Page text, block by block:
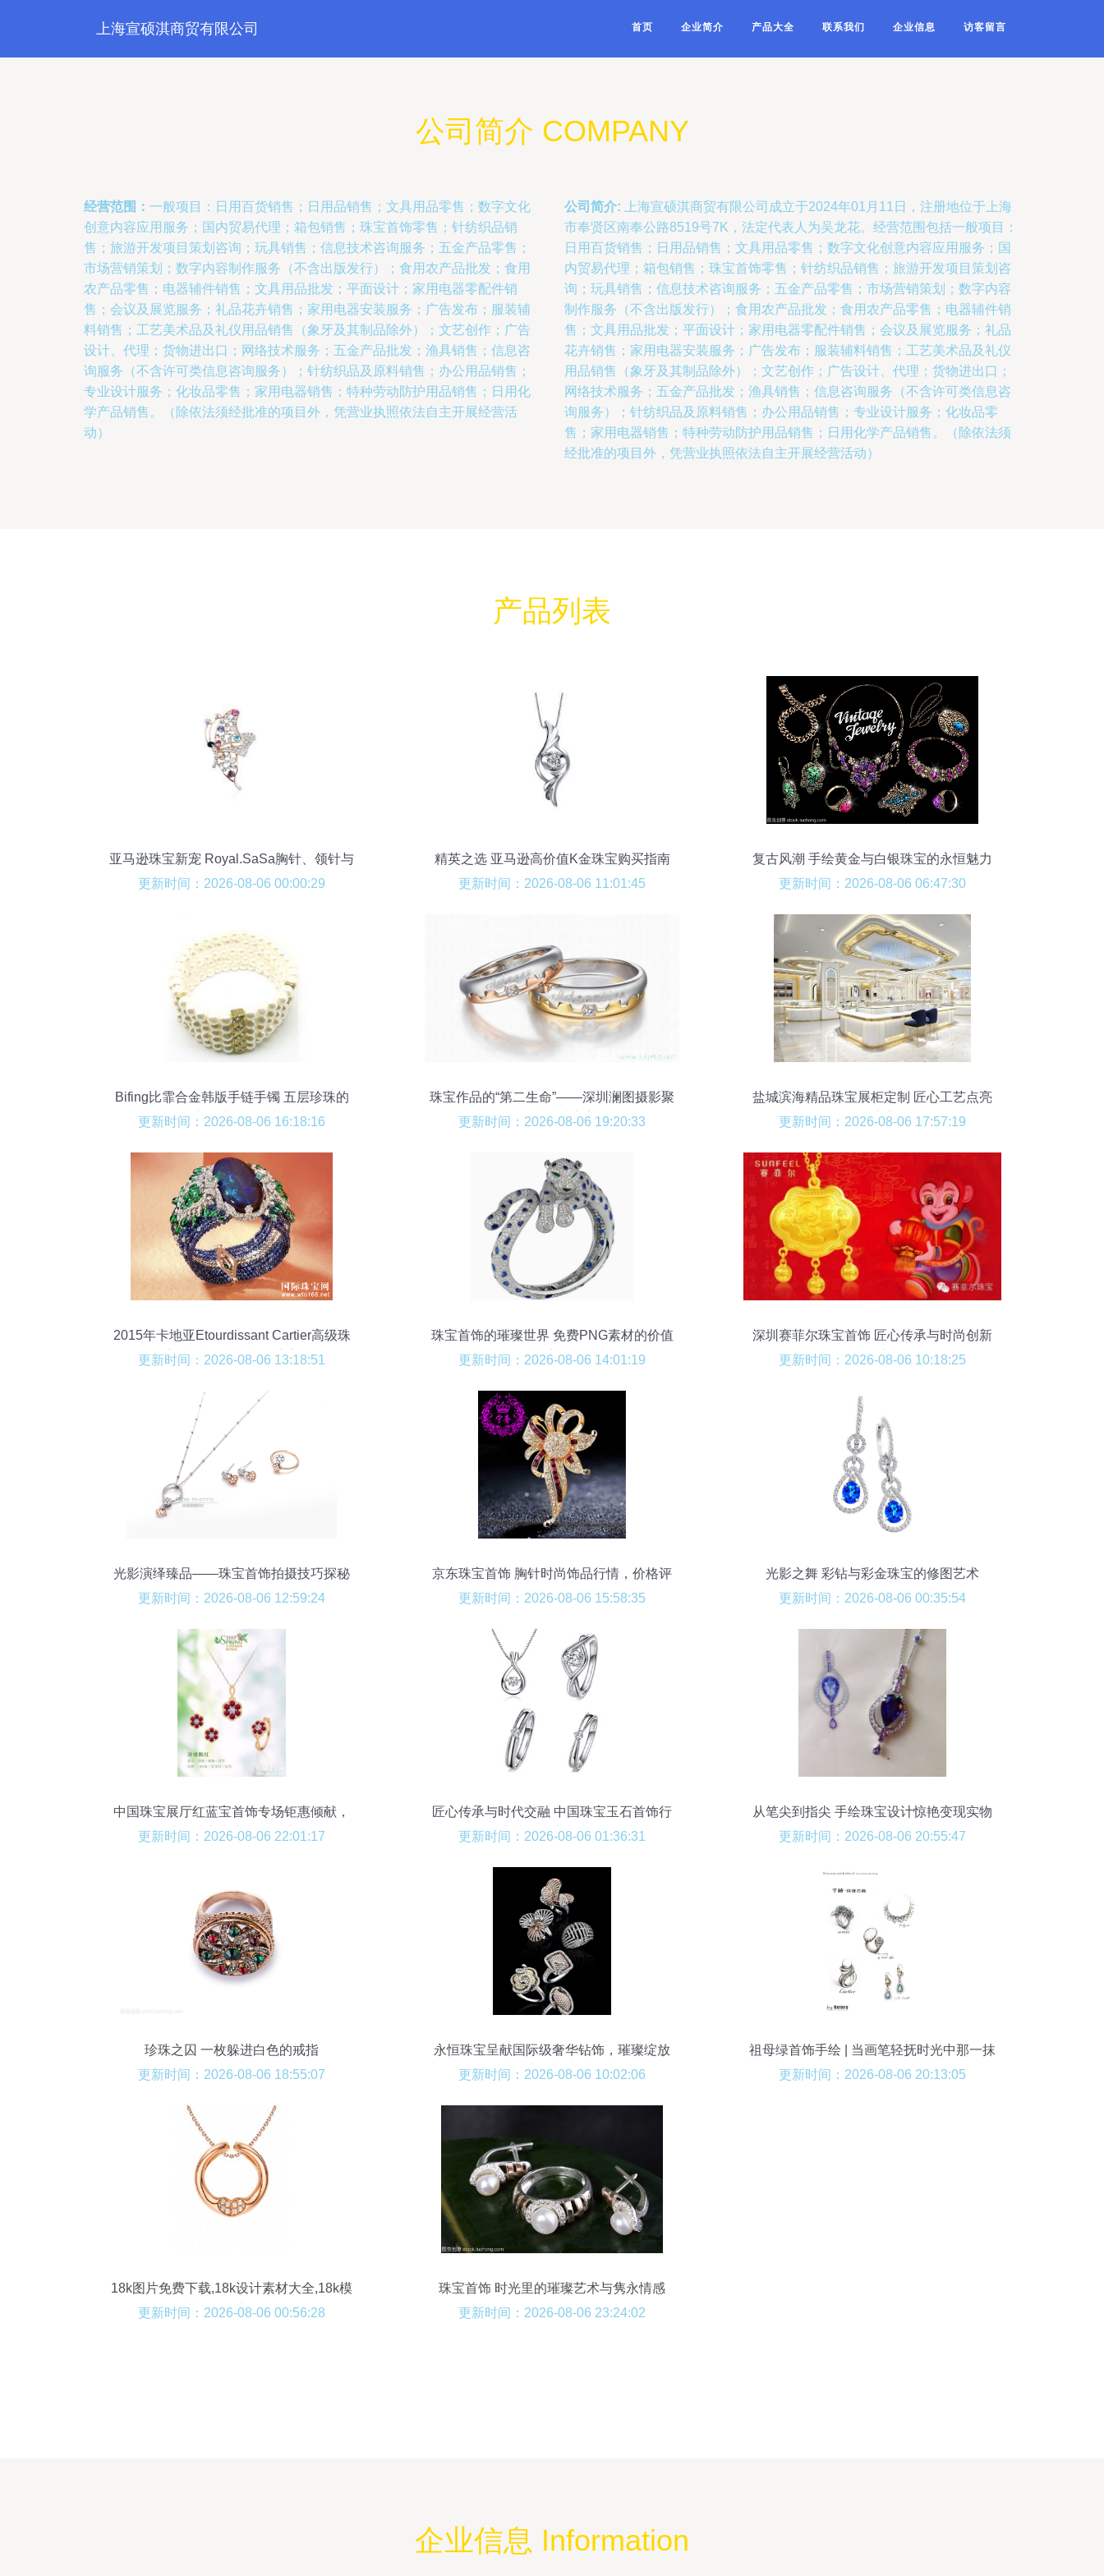
上海宣硕淇商贸有限公司 首页 企业简介 产品大全 联系我们 企业信息 访客留言
公司简介 COMPANY
经营范围： 一般项目：日用百货销售；日用品销售；文具用品零售；数字文化
创意内容应用服务；国内贸易代理；箱包销售；珠宝首饰零售；针纺织品销
售；旅游开发项目策划咨询；玩具销售；信息技术咨询服务；五金产品零售；
市场营销策划；数字内容制作服务（不含出版发行）；食用农产品批发；食用
农产品零售；电器辅件销售；文具用品批发；平面设计；家用电器零配件销
售；会议及展览服务；礼品花卉销售；家用电器安装服务；广告发布；服装辅
料销售；工艺美术品及礼仪用品销售（象牙及其制品除外）；文艺创作；广告
设计、代理；货物进出口；网络技术服务；五金产品批发；渔具销售；信息咨
询服务（不含许可类信息咨询服务）；针纺织品及原料销售；办公用品销售；
专业设计服务；化妆品零售；家用电器销售；特种劳动防护用品销售；日用化
学产品销售。（除依法须经批准的项目外，凭营业执照依法自主开展经营活
动）
公司简介: 上海宣硕淇商贸有限公司成立于2024年01月11日，注册地位于上海
市奉贤区南奉公路8519号7K，法定代表人为吴龙花。经营范围包括一般项目：
日用百货销售；日用品销售；文具用品零售；数字文化创意内容应用服务；国
内贸易代理；箱包销售；珠宝首饰零售；针纺织品销售；旅游开发项目策划咨
询；玩具销售；信息技术咨询服务；五金产品零售；市场营销策划；数字内容
制作服务（不含出版发行）；食用农产品批发；食用农产品零售；电器辅件销
售；文具用品批发；平面设计；家用电器零配件销售；会议及展览服务；礼品
花卉销售；家用电器安装服务；广告发布；服装辅料销售；工艺美术品及礼仪
用品销售（象牙及其制品除外）；文艺创作；广告设计、代理；货物进出口；
网络技术服务；五金产品批发；渔具销售；信息咨询服务（不含许可类信息咨
询服务）；针纺织品及原料销售；办公用品销售；专业设计服务；化妆品零
售；家用电器销售；特种劳动防护用品销售；日用化学产品销售。（除依法须
经批准的项目外，凭营业执照依法自主开展经营活动）
产品列表
亚马逊珠宝新宠 Royal.SaSa胸针、领针与
丝巾扣的精致搭配指南
更新时间：2026-08-06 00:00:29
精英之选 亚马逊高价值K金珠宝购买指南
更新时间：2026-08-06 11:01:45
复古风潮 手绘黄金与白银珠宝的永恒魅力
更新时间：2026-08-06 06:47:30
Bifing比霏合金韩版手链手镯 五层珍珠的
轻奢魅力，演绎气质新风尚
更新时间：2026-08-06 16:18:16
珠宝作品的“第二生命”——深圳澜图摄影聚
焦器材质感之美
更新时间：2026-08-06 19:20:33
盐城滨海精品珠宝展柜定制 匠心工艺点亮
奢华之美
更新时间：2026-08-06 17:57:19
2015年卡地亚Etourdissant Cartier高级珠
宝 璀璨极致的光影盛宴
更新时间：2026-08-06 13:18:51
珠宝首饰的璀璨世界 免费PNG素材的价值
与应用
更新时间：2026-08-06 14:01:19
深圳赛菲尔珠宝首饰 匠心传承与时尚创新
的璀璨交汇
更新时间：2026-08-06 10:18:25
光影演绎臻品——珠宝首饰拍摄技巧探秘
更新时间：2026-08-06 12:59:24
京东珠宝首饰 胸针时尚饰品行情，价格评
价与正品行货导览
更新时间：2026-08-06 15:58:35
光影之舞 彩钻与彩金珠宝的修图艺术
更新时间：2026-08-06 00:35:54
中国珠宝展厅红蓝宝首饰专场钜惠倾献，
璀璨珠宝点亮你的魅力
更新时间：2026-08-06 22:01:17
匠心传承与时代交融 中国珠宝玉石首饰行
业协会的市场力量
更新时间：2026-08-06 01:36:31
从笔尖到指尖 手绘珠宝设计惊艳变现实物
更新时间：2026-08-06 20:55:47
珍珠之囚 一枚躲进白色的戒指
更新时间：2026-08-06 18:55:07
永恒珠宝呈献国际级奢华钻饰，璀璨绽放
非凡魅力
更新时间：2026-08-06 10:02:06
祖母绿首饰手绘 | 当画笔轻抚时光中那一抹
深邃的绿
更新时间：2026-08-06 20:13:05
18k图片免费下载,18k设计素材大全,18k模
板下载,18k图库-图行天下
更新时间：2026-08-06 00:56:28
珠宝首饰 时光里的璀璨艺术与隽永情感
更新时间：2026-08-06 23:24:02
企业信息 Information